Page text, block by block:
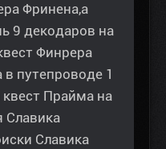
Фринена,а
9 декодаров на
Финрера
путепроводе 1
Прайма на
Славика
Славика